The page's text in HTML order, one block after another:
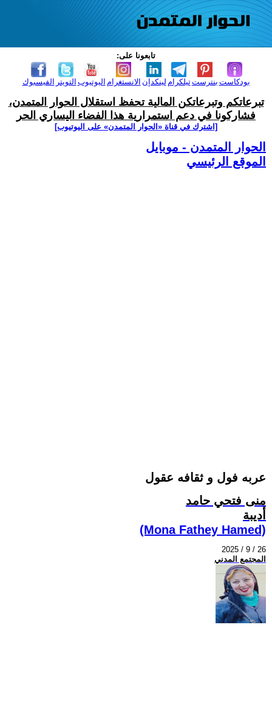
تابعونا على:
الفيسبوك التويتر اليوتيوب الانستغرام لينكدإن تيلكرامبنترست بودكاست
تبرعاتكم وتبرعاتكن المالية تحفظ استقلال الحوار المتمدن،
فشاركونا في دعم استمرارية هذا الفضاء اليساري الحر
[اشترك في قناة ‫«الحوار المتمدن» على اليوتيوب]
الحوار المتمدن - موبايل
الموقع الرئيسي
عربه فول و ثقافه عقول
منى فتحي حامد
أديبة
(Mona Fathey Hamed)
2025 / 9 / 26
المجتمع المدني